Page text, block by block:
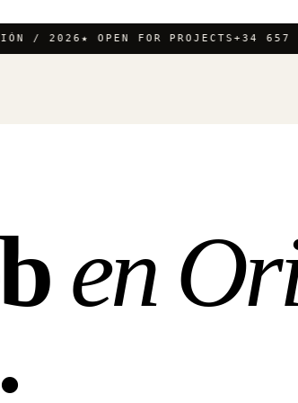
/ 2026 ★ OPEN FOR PROJECTS +34 657 085
en